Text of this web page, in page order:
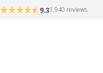
9.31.940 reviews